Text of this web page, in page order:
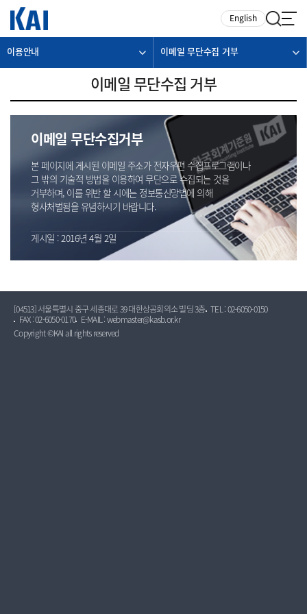
English
이용안내 이메일 무단수집 거부
이메일 무단수집 거부
이메일 무단수집거부
본 페이지에 게시된 이메일 주소가 전자우편 수집프로그램이나
그 밖의 기술적 방법을 이용하여 무단으로 수집되는 것을
거부하며, 이를 위반 할 시에는 정보통신망법에 의해
형사처벌됨을 유념하시기 바랍니다.
게시일 : 2016년 4월 2일
[04513] 서울특별시 중구 세종대로 39 대한상공회의소 빌딩 3층 TEL : 02-6050-0150
FAX : 02-6050-0170
E-MAIL : webmaster@kasb.or.kr
Copyright ©KAI all rights reserved